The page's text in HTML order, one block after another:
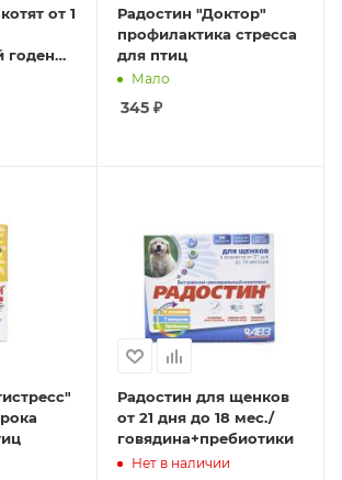
от 1
годен
Радостин "Доктор"
профилактика стресса
для птиц
Мало
345₽
Радостин для щенков
от 21 дня до 18 мес./
говядина+пребиотики
Нет в наличии